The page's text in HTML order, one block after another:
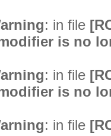
: in file
is no
: in file
is no
: in file